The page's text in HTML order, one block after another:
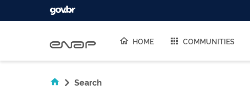
HOME COMMUNITIES
Search